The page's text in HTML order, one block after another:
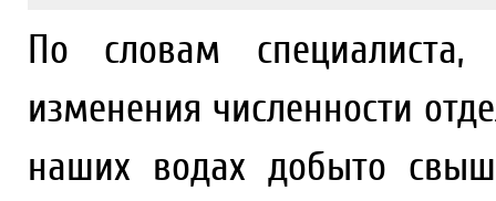
По словам специалиста,
изменения численности
наших водах добыто